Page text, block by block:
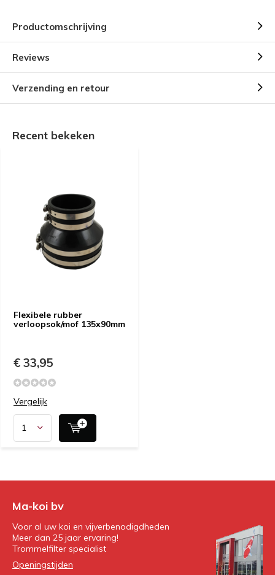
Productomschrijving
Reviews
Verzending en retour
Recent bekeken
Flexibele rubber
verloopsok/mof 135x90mm
€ 33,95
Vergelijk
Ma-koi bv
Voor al uw koi en vijverbenodigdheden
Meer dan 25 jaar ervaring!
Trommelfilter specialist
Openingstijden